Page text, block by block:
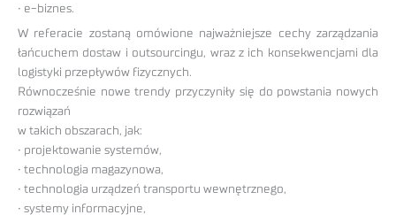
• e-biznes.
W referacie zostaną omówione najważniejsze cechy zarządzania
łańcuchem dostaw i outsourcingu, wraz z ich konsekwencjami dla
logistyki przepływów fizycznych.
Równocześnie nowe trendy przyczyniły się do powstania nowych
rozwiązań
w takich obszarach, jak:
• projektowanie systemów,
• technologia magazynowa,
• technologia urządzeń transportu wewnętrznego,
• systemy informacyjne,